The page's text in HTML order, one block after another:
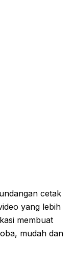
cetak
yang lebih
membuat
mudah dan